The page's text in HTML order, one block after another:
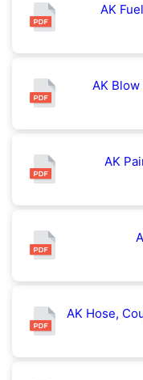
AK
AK
AK
AK Hose,